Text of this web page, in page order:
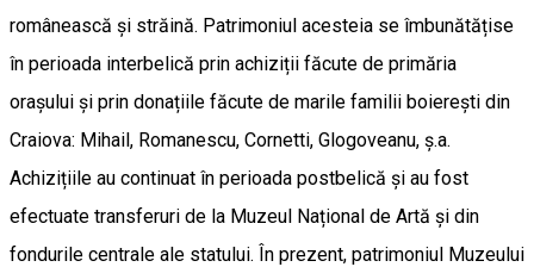
românească și străină. Patrimoniul acesteia se îmbunătățise
în perioada interbelică prin achiziții făcute de primăria
orașului și prin donațiile făcute de marile familii boierești din
Craiova: Mihail, Romanescu, Cornetti, Glogoveanu, ș.a.
Achizițiile au continuat în perioada postbelică și au fost
efectuate transferuri de la Muzeul Național de Artă și din
fondurile centrale ale statului. În prezent, patrimoniul Muzeului